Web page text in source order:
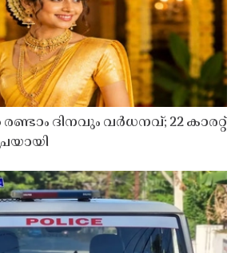
ദിനവും വർധനവ്; 22 കാരറ്റ്